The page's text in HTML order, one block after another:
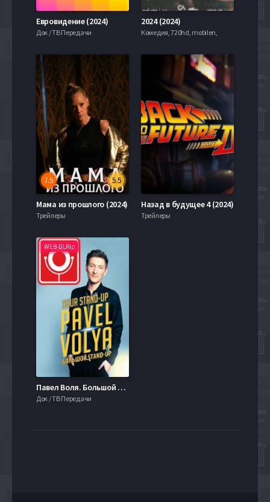
Евровидение (2024)
Док / ТВ Передачи
2024 (2024)
Комедия, 720hd, mobilen,
5.5
7.5
Мама из прошлого (2024)
Трейлеры
Назад в будущее 4 (2024)
Трейлеры
WEB-DLRip
Павел Воля. Большой стендап (2024)
Док / ТВ Передачи